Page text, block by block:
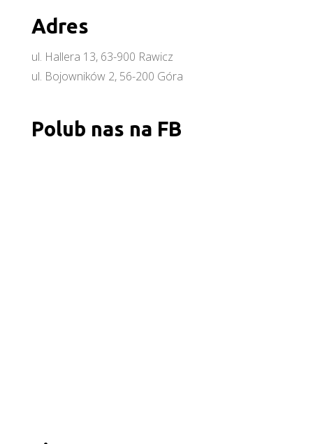
Adres
ul. Hallera 13, 63-900 Rawicz
ul. Bojowników 2, 56-200 Góra
Polub nas na FB